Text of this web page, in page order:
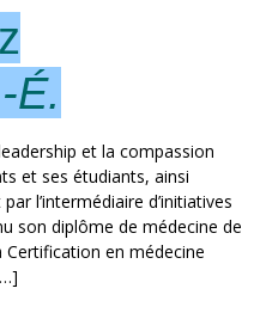
É.
et la compassion
et ses étudiants, ainsi
l’intermédiaire d’initiatives
son diplôme de médecine de
Certification en médecine